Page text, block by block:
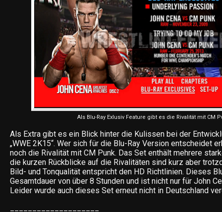
Als Blu-Ray Exlusiv Feature gibt es die Rivalität mit CM
Als Extra gibt es ein Blick hinter die Kulissen bei der
„WWE 2K15“. Wer sich für die Blu-Ray Version entscheidet
noch die Rivalität mit CM Punk. Das Set enthält mehrere
die kurzen Rückblicke auf die Rivalitäten sind kurz aber
Bild- und Tonqualität entspricht den HD Richtlinien. Dieses
Gesamtdauer von über 8 Stunden und ist nicht nur für John
Leider wurde auch dieses Set erneut nicht in Deutschland